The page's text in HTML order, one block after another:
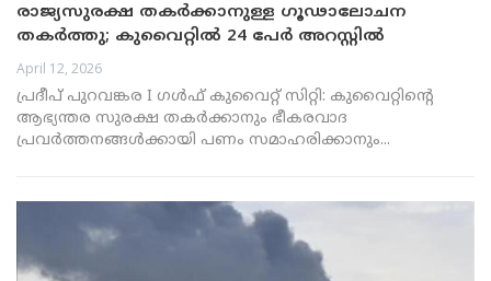
രാജ്യസുരക്ഷ തകർക്കാനുള്ള ഗൂഢാലോചന
തകർത്തു; കുവൈറ്റിൽ 24 പേർ അറസ്റ്റിൽ
April 12, 2026
പ്രദീപ് പുറവങ്കര I ഗൾഫ് കുവൈറ്റ് സിറ്റി: കുവൈറ്റിന്റെ
ആഭ്യന്തര സുരക്ഷ തകർക്കാനും ഭീകരവാദ
പ്രവർത്തനങ്ങൾക്കായി പണം സമാഹരിക്കാനും...